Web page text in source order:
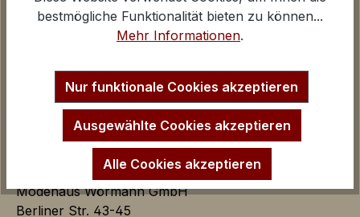
Kontakt und E-Mail
Anfahrt Ladengeschäfte
Startseite
Modehaus Wörmann GmbH
Berliner Str. 43-45
Google Analytics
Marketing Cookies dienen dazu Werbeanzeigen
auf der Webseite zielgerichtet und individuell über
mehrere Seitenaufrufe und Browsersitzungen zu
schalten.
Google AdSense:
bestmögliche Funktionalität bieten zu können...
Mehr Informationen.
Nur funktionale Cookies akzeptieren
Ausgewählte Cookies akzeptieren
Alle Cookies akzeptieren